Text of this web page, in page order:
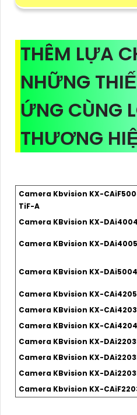
THÊM LỰA
NHỮNG
ỨNG CÙNG
THƯƠNG
Camera Kbvision KX-
TiF-A
Camera KBvision KX-
Camera KBvision KX-
Camera KBvision KX-
Camera Kbvision KX-
Camera KBvision KX-
Camera KBvision KX-
Camera KBvision KX-
Camera KBvision KX-
Camera KBvision KX-
Camera Kbvision KX-